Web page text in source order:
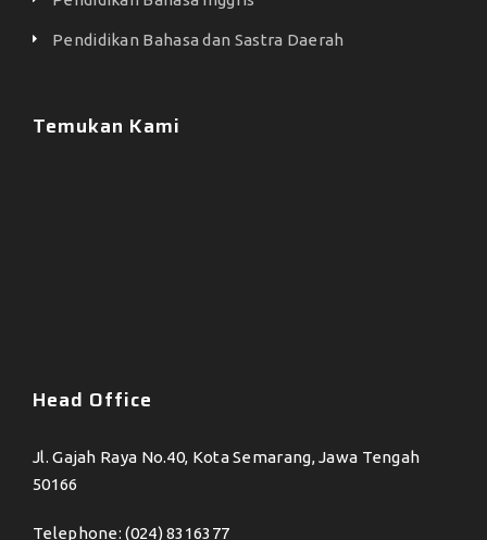
Pendidikan Bahasa dan Sastra Daerah
Temukan Kami
Head Office
Jl. Gajah Raya No.40, Kota Semarang, Jawa Tengah
50166
Telephone: (024) 8316377